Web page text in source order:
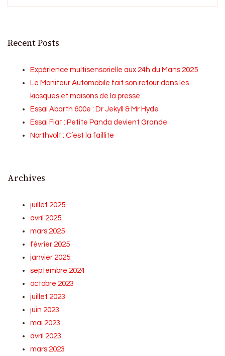
Recent Posts
Expérience multisensorielle aux 24h du Mans 2025
Le Moniteur Automobile fait son retour dans les
kiosques et maisons de la presse
Essai Abarth 600e : Dr Jekyll & Mr Hyde
Essai Fiat : Petite Panda devient Grande
Northvolt : C’est la faillite
Archives
juillet 2025
avril 2025
mars 2025
février 2025
janvier 2025
septembre 2024
octobre 2023
juillet 2023
juin 2023
mai 2023
avril 2023
mars 2023